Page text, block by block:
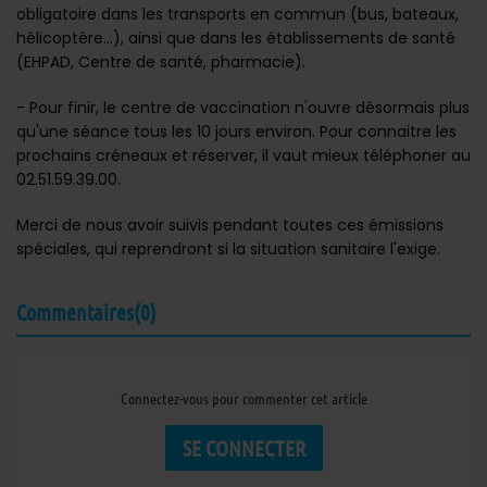
obligatoire dans les transports en commun (bus, bateaux,
hélicoptère...), ainsi que dans les établissements de santé
(EHPAD, Centre de santé, pharmacie).
- Pour finir, le centre de vaccination n'ouvre désormais plus
qu'une séance tous les 10 jours environ. Pour connaitre les
prochains créneaux et réserver, il vaut mieux téléphoner au
02.51.59.39.00.
Merci de nous avoir suivis pendant toutes ces émissions
spéciales, qui reprendront si la situation sanitaire l'exige.
Commentaires(0)
Connectez-vous pour commenter cet article
SE CONNECTER